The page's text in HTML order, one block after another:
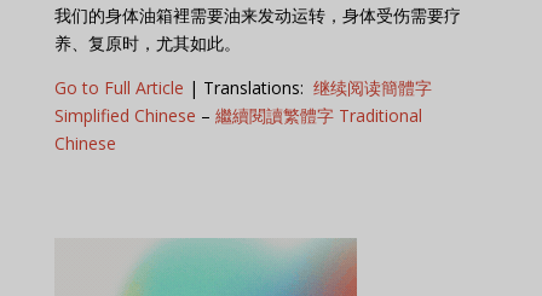
我们的身体油箱裡需要油来发动运转，身体受伤需要疗
养、复原时，尤其如此。
Go to Full Article | Translations: 继续阅读簡體字
Simplified Chinese – 繼續閱讀繁體字 Traditional
Chinese